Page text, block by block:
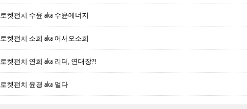
로켓펀치 수윤 aka 수윤에너지
로켓펀치 소희 aka 어서오소희
로켓펀치 연희 aka 리더, 연대장?!
로켓펀치 윤경 aka 얼다